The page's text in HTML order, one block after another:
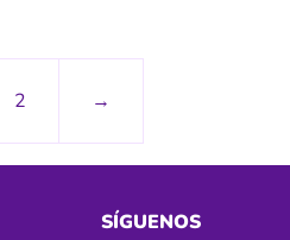
2 →
SÍGUENOS